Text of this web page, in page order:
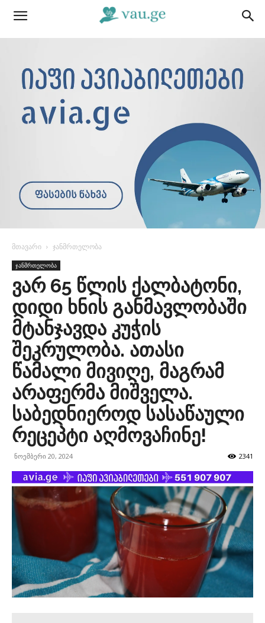
მთავარი ჯანმრთელობა
ჯანმრთელობა
ვარ 65 წლის ქალბატონი,
დიდი ხნის განმავლობაში
მტანჯავდა კუჭის
შეკრულობა. ათასი
წამალი მივიღე, მაგრამ
არაფერმა მიშველა.
საბედნიეროდ სასაწაული
რეცეპტი აღმოვაჩინე!
ნოემბერი 20, 2024 2341